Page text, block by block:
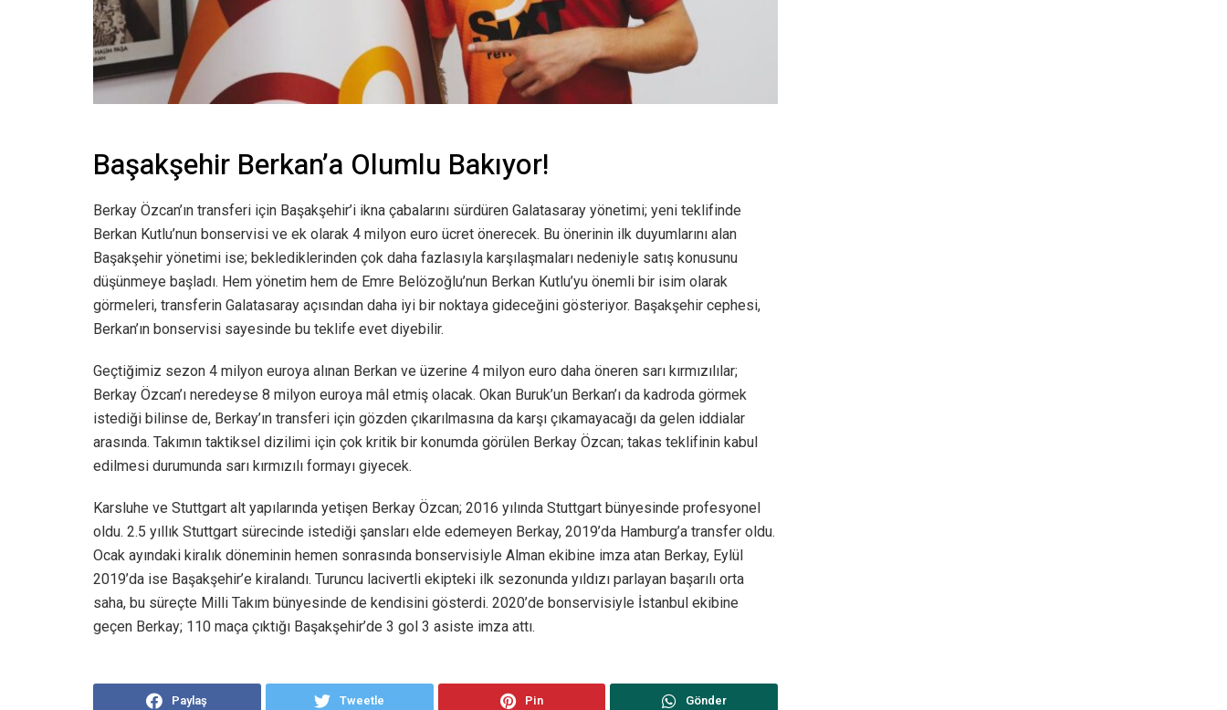
Başakşehir Berkan’a Olumlu Bakıyor!
Berkay Özcan’ın transferi için Başakşehir’i ikna çabalarını sürdüren Galatasaray yönetimi; yeni teklifinde
Berkan Kutlu’nun bonservisi ve ek olarak 4 milyon euro ücret önerecek. Bu önerinin ilk duyumlarını alan
Başakşehir yönetimi ise; beklediklerinden çok daha fazlasıyla karşılaşmaları nedeniyle satış konusunu
düşünmeye başladı. Hem yönetim hem de Emre Belözoğlu’nun Berkan Kutlu’yu önemli bir isim olarak
görmeleri, transferin Galatasaray açısından daha iyi bir noktaya gideceğini gösteriyor. Başakşehir cephesi,
Berkan’ın bonservisi sayesinde bu teklife evet diyebilir.
Geçtiğimiz sezon 4 milyon euroya alınan Berkan ve üzerine 4 milyon euro daha öneren sarı kırmızılılar;
Berkay Özcan’ı neredeyse 8 milyon euroya mâl etmiş olacak. Okan Buruk’un Berkan’ı da kadroda görmek
istediği bilinse de, Berkay’ın transferi için gözden çıkarılmasına da karşı çıkamayacağı da gelen iddialar
arasında. Takımın taktiksel dizilimi için çok kritik bir konumda görülen Berkay Özcan; takas teklifinin kabul
edilmesi durumunda sarı kırmızılı formayı giyecek.
Karsluhe ve Stuttgart alt yapılarında yetişen Berkay Özcan; 2016 yılında Stuttgart bünyesinde profesyonel
oldu. 2.5 yıllık Stuttgart sürecinde istediği şansları elde edemeyen Berkay, 2019’da Hamburg’a transfer oldu.
Ocak ayındaki kiralık döneminin hemen sonrasında bonservisiyle Alman ekibine imza atan Berkay, Eylül
2019’da ise Başakşehir’e kiralandı. Turuncu lacivertli ekipteki ilk sezonunda yıldızı parlayan başarılı orta
saha, bu süreçte Milli Takım bünyesinde de kendisini gösterdi. 2020’de bonservisiyle İstanbul ekibine
geçen Berkay; 110 maça çıktığı Başakşehir’de 3 gol 3 asiste imza attı.
Paylaş Tweetle Pin Gönder